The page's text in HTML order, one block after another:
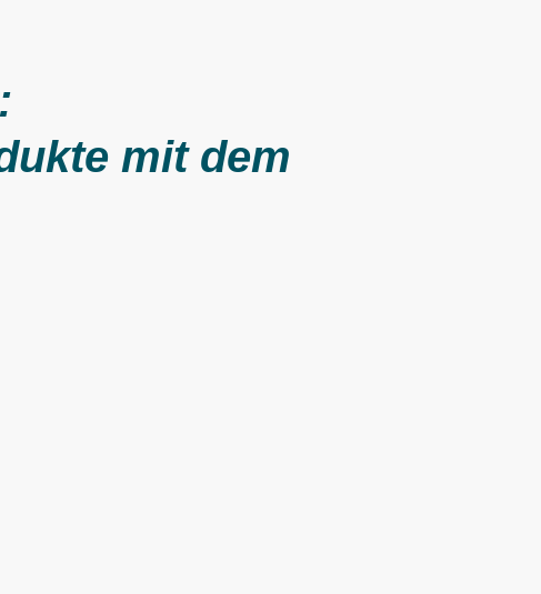
mit dem